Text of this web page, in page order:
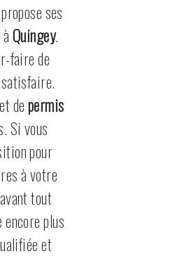
ses
àQuingey.
faire de
depermis
Si vous
pour
à votre
tout
plus
et